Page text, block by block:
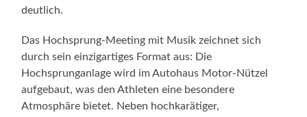
deutlich.
Das Hochsprung-Meeting mit Musik zeichnet sich
durch sein einzigartiges Format aus: Die
Hochsprunganlage wird im Autohaus Motor-Nützel
aufgebaut, was den Athleten eine besondere
Atmosphäre bietet. Neben hochkarätiger,